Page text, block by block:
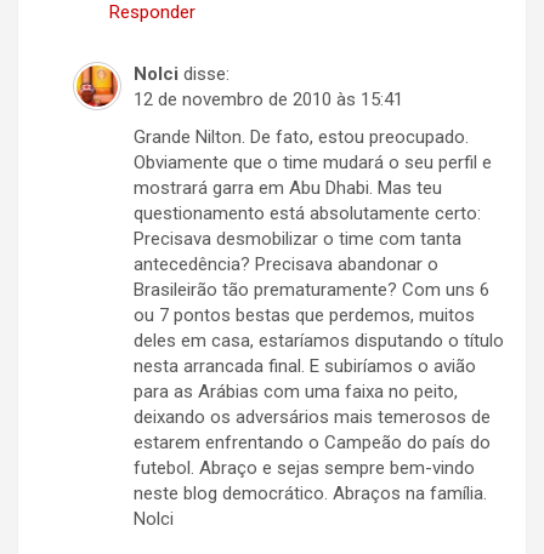
Responder
Nolci disse:
12 de novembro de 2010 às 15:41
Grande Nilton. De fato, estou preocupado.
Obviamente que o time mudará o seu perfil e
mostrará garra em Abu Dhabi. Mas teu
questionamento está absolutamente certo:
Precisava desmobilizar o time com tanta
antecedência? Precisava abandonar o
Brasileirão tão prematuramente? Com uns 6
ou 7 pontos bestas que perdemos, muitos
deles em casa, estaríamos disputando o título
nesta arrancada final. E subiríamos o avião
para as Arábias com uma faixa no peito,
deixando os adversários mais temerosos de
estarem enfrentando o Campeão do país do
futebol. Abraço e sejas sempre bem-vindo
neste blog democrático. Abraços na família.
Nolci